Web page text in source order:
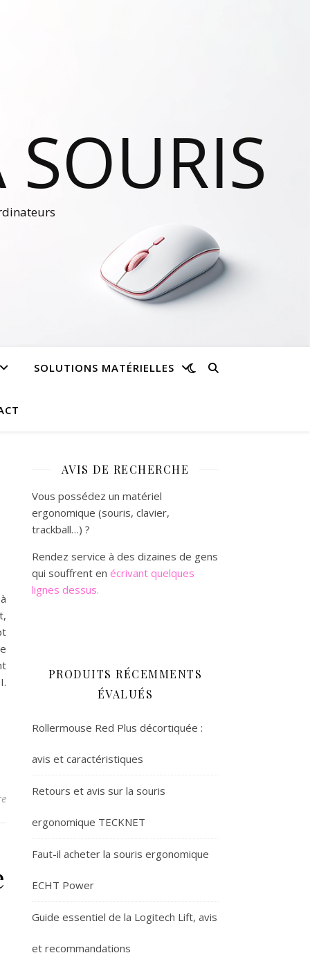
SOLUTIONS MATÉRIELLES
AVIS DE RECHERCHE
Vous possédez un matériel
ergonomique (souris, clavier,
trackball…) ?
Rendez service à des dizaines de gens
qui souffrent en écrivant quelques
lignes dessus.
PRODUITS RÉCEMMENTS
ÉVALUÉS
Rollermouse Red Plus décortiquée :
avis et caractéristiques
Retours et avis sur la souris
ergonomique TECKNET
Faut-il acheter la souris ergonomique
ECHT Power
Guide essentiel de la Logitech Lift, avis
et recommandations